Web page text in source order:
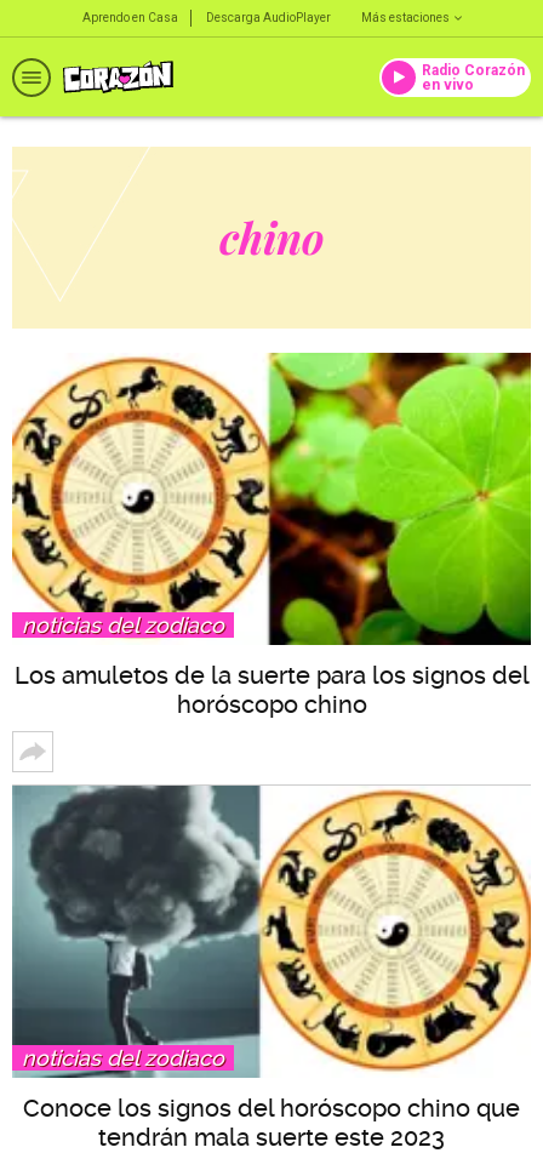
Aprendo en Casa Descarga AudioPlayer Más estaciones
Radio Corazón
en vivo
chino
noticias del zodiaco
Los amuletos de la suerte para los signos del
horóscopo chino
noticias del zodiaco
Conoce los signos del horóscopo chino que
tendrán mala suerte este 2023